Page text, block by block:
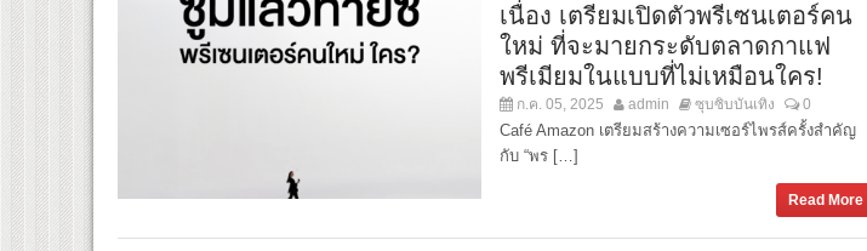
เนื่อง เตรียมเปิดตัวพรีเซนเตอร์คน
ใหม่ ที่จะมายกระดับตลาดกาแฟ
พรีเมียมในแบบที่ไม่เหมือนใคร!
ก.ค. 05, 2025 admin ซุบซิบบันเทิง 0
Café Amazon เตรียมสร้างความเซอร์ไพรส์ครั้งสำคัญ
กับ “พร […]
Read More